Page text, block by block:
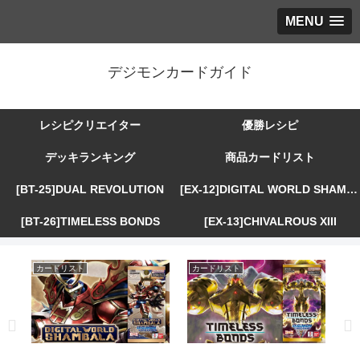
MENU
デジモンカードガイド
レシピクリエイター 優勝レシピ
デッキランキング 商品カードリスト
[BT-25]DUAL REVOLUTION [EX-12]DIGITAL WORLD SHAMBALA
[BT-26]TIMELESS BONDS [EX-13]CHIVALROUS XIII
カードリスト カードリスト